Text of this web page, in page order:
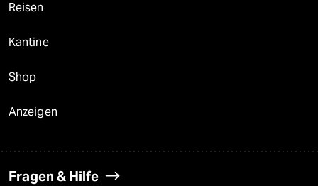
Reisen
Kantine
Shop
Anzeigen
Fragen & Hilfe